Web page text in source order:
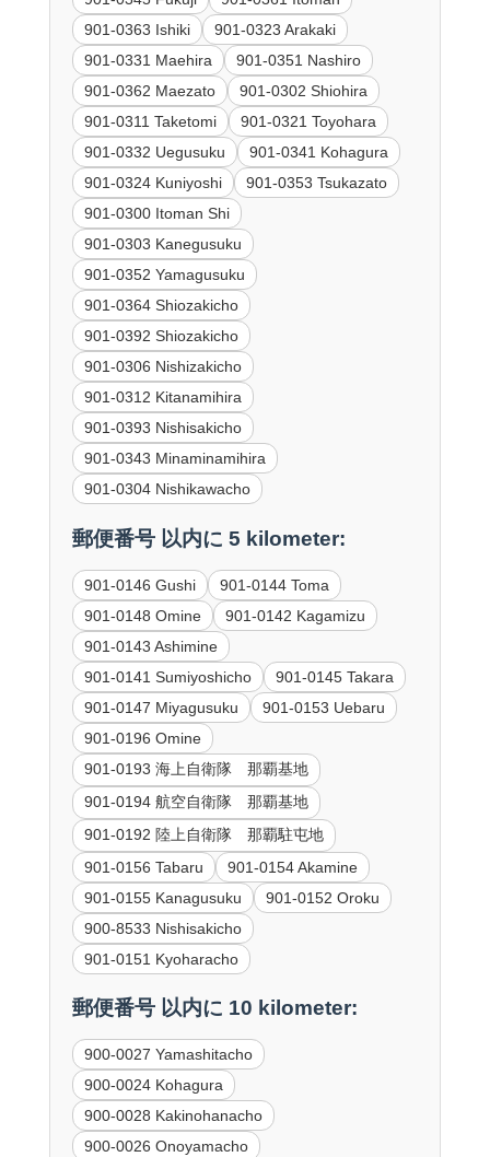
901-0363 Ishiki
901-0323 Arakaki
901-0331 Maehira
901-0351 Nashiro
901-0362 Maezato
901-0302 Shiohira
901-0311 Taketomi
901-0321 Toyohara
901-0332 Uegusuku
901-0341 Kohagura
901-0324 Kuniyoshi
901-0353 Tsukazato
901-0300 Itoman Shi
901-0303 Kanegusuku
901-0352 Yamagusuku
901-0364 Shiozakicho
901-0392 Shiozakicho
901-0306 Nishizakicho
901-0312 Kitanamihira
901-0393 Nishisakicho
901-0343 Minaminamihira
901-0304 Nishikawacho
郵便番号 以内に 5 kilometer:
901-0146 Gushi
901-0144 Toma
901-0148 Omine
901-0142 Kagamizu
901-0143 Ashimine
901-0141 Sumiyoshicho
901-0145 Takara
901-0147 Miyagusuku
901-0153 Uebaru
901-0196 Omine
901-0193 海上自衛隊 那覇基地
901-0194 航空自衛隊 那覇基地
901-0192 陸上自衛隊 那覇駐屯地
901-0156 Tabaru
901-0154 Akamine
901-0155 Kanagusuku
901-0152 Oroku
900-8533 Nishisakicho
901-0151 Kyoharacho
郵便番号 以内に 10 kilometer:
900-0027 Yamashitacho
900-0024 Kohagura
900-0028 Kakinohanacho
900-0026 Onoyamacho